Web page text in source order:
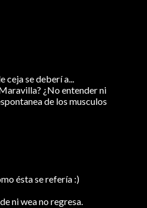
ceja se deberí a...
¿No entender ni
de los musculos
ésta se refería :)
ni wea no regresa.